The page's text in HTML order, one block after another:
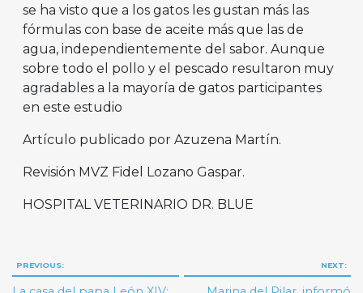
se ha visto que a los gatos les gustan más las
fórmulas con base de aceite más que las de
agua, independientemente del sabor. Aunque
sobre todo el pollo y el pescado resultaron muy
agradables a la mayoría de gatos participantes
en este estudio
Artículo publicado por Azuzena Martín.
Revisión MVZ Fidel Lozano Gaspar.
HOSPITAL VETERINARIO DR. BLUE
Navegación
PREVIOUS: NEXT: